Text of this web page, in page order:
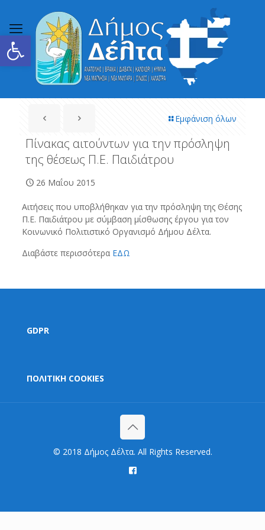
Ανοίξτε τη γραμμή εργαλείων
Εμφάνιση όλων
Πίνακας αιτούντων για την πρόσληψη
της θέσεως Π.Ε. Παιδιάτρου
26 Μαΐου 2015
Αιτήσεις που υποβλήθηκαν για την πρόσληψη της Θέσης
Π.Ε. Παιδιάτρου με σύμβαση μίσθωσης έργου για τον
Κοινωνικό Πολιτιστικό Οργανισμό Δήμου Δέλτα.
Διαβάστε περισσότερα ΕΔΩ
GDPR
ΠΟΛΙΤΙΚΗ COOKIES
© 2018 Δήμος Δέλτα. All Rights Reserved.